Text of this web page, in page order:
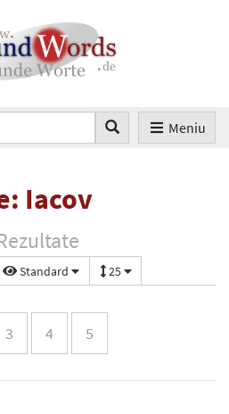
Meniu
Iacov
Standard 25
3 4 5